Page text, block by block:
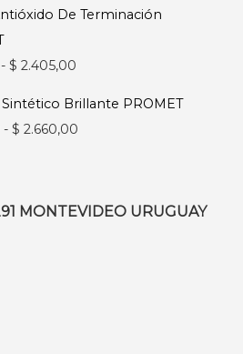
precios:
$ 228,00
$ 1.722,00
De Terminación
- $ 2.405,00
$ 2.405,00
Brillante PROMET
- $ 2.660,00
desde
MONTEVIDEO URUGUAY